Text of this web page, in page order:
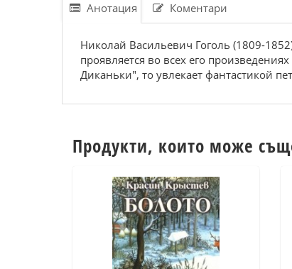
Анотация Коментари
Николай Васильевич Гоголь (1809-
проявляется во всех его
Диканьки", то увлекает фантастикой
Продукти, които може